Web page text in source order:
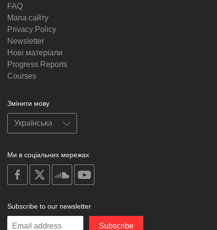
FAQ
Мапа сайту
Privacy Policy
Newsletter
Нові матеріали
Progress Reports
Courses
Змінити мову
Ми в соціальних мережах
on
facebook
soundcloud
Subscribe to our newsletter
Enter
Subscribe